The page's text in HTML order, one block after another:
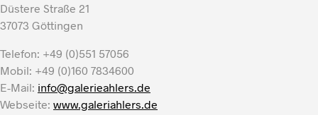
Düstere Straße 21
37073 Göttingen
Telefon: +49 (0)551 57056
Mobil: +49 (0)160 7834600
E-Mail: info@galerieahlers.de
Webseite: www.galeriahlers.de